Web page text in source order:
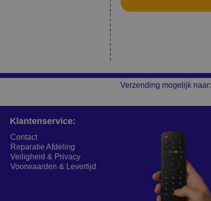
Verzending mogelijk
Klantenservice:
Contact
Reparatie Afdeling
Veiligheid & Privacy
Voorwaarden & Levertijd